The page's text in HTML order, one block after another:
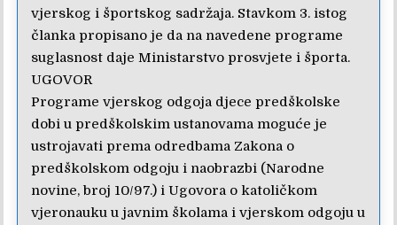
vjerskog i športskog sadržaja. Stavkom 3. istog
članka propisano je da na navedene programe
suglasnost daje Ministarstvo prosvjete i športa.
UGOVOR
Programe vjerskog odgoja djece predškolske
dobi u predškolskim ustanovama moguće je
ustrojavati prema odredbama Zakona o
predškolskom odgoju i naobrazbi (Narodne
novine, broj 10/97.) i Ugovora o katoličkom
vjeronauku u javnim školama i vjerskom odgoju u